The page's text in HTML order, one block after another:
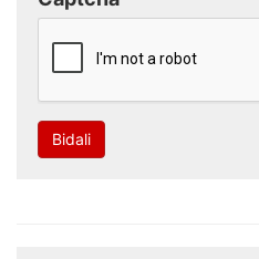
Bidali